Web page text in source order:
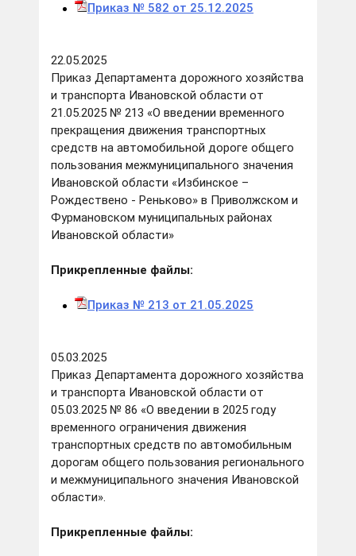
Приказ № 582 от 25.12.2025
22.05.2025
Приказ Департамента дорожного хозяйства
и транспорта Ивановской области от
21.05.2025 № 213 «О введении временного
прекращения движения транспортных
средств на автомобильной дороге общего
пользования межмуниципального значения
Ивановской области «Избинское –
Рождествено - Реньково» в Приволжском и
Фурмановском муниципальных районах
Ивановской области»
Прикрепленные файлы:
Приказ № 213 от 21.05.2025
05.03.2025
Приказ Департамента дорожного хозяйства
и транспорта Ивановской области от
05.03.2025 № 86 «О введении в 2025 году
временного ограничения движения
транспортных средств по автомобильным
дорогам общего пользования регионального
и межмуниципального значения Ивановской
области».
Прикрепленные файлы: